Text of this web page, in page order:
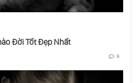
Trái Chín Mới Rụng
Đâu Mà Hôn Nhân Đã Được Phát Minh
Đời Tốt Đẹp Nhất
9